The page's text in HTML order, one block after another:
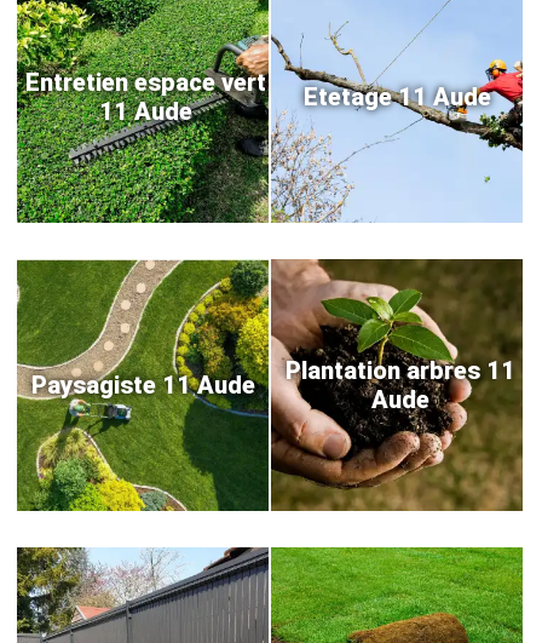
Entretien espace vert
11 Aude
Etetage 11 Aude
Paysagiste 11 Aude
Plantation arbres 11
Aude